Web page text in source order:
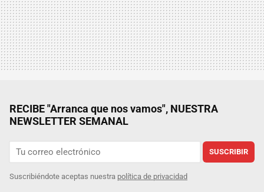
RECIBE "Arranca que nos vamos", NUESTRA
NEWSLETTER SEMANAL
SUSCRIBIR
Suscribiéndote aceptas nuestra política de privacidad